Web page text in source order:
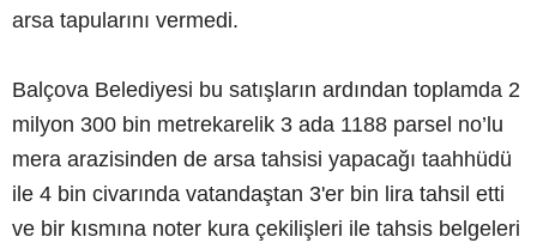
arsa tapularını vermedi.
Balçova Belediyesi bu satışların ardından toplamda 2
milyon 300 bin metrekarelik 3 ada 1188 parsel no’lu
mera arazisinden de arsa tahsisi yapacağı taahhüdü
ile 4 bin civarında vatandaştan 3'er bin lira tahsil etti
ve bir kısmına noter kura çekilişleri ile tahsis belgeleri